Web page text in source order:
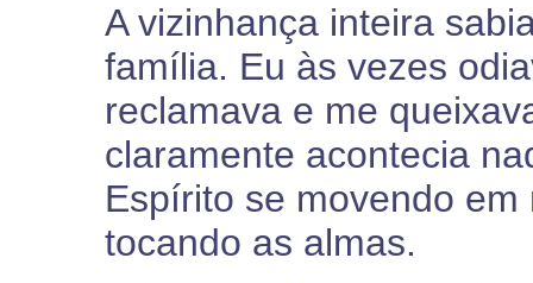
A vizinhança inteira
família. Eu às vezes
reclamava e me
claramente acontecia
Espírito se movendo
tocando as almas.